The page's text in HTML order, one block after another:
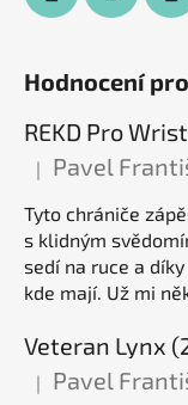
Hodnocení
Hodnocení
| Pavel
Tyto chrániče
s klidným
sedí na ruce a
kde mají. Už mi
Hodnocení
| Pavel